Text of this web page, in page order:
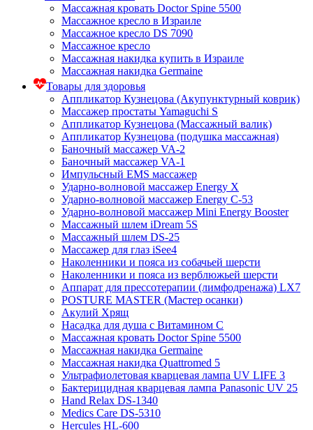
Массажная кровать Doctor Spine 5500
Массажное кресло в Израиле
Массажное кресло DS 7090
Массажное кресло
Массажная накидка купить в Израиле
Массажная накидка Germaine
Товары для здоровья
Аппликатор Кузнецова (Акупунктурный коврик)
Массажер простаты Yamaguchi S
Аппликатор Кузнецова (Массажный валик)
Аппликатор Кузнецова (подушка массажная)
Баночный массажер VA-2
Баночный массажер VA-1
Импульсный EMS массажер
Ударно-волновой массажер Energy X
Ударно-волновой массажер Energy C-53
Ударно-волновой массажер Mini Energy Booster
Массажный шлем iDream 5S
Массажный шлем DS-25
Массажер для глаз iSee4
Наколенники и пояса из собачьей шерсти
Наколенники и пояса из верблюжьей шерсти
Аппарат для прессотерапии (лимфодренажа) LX7
POSTURE MASTER (Мастер осанки)
Акулий Хрящ
Насадка для душа с Витамином C
Массажная кровать Doctor Spine 5500
Массажная накидка Germaine
Массажная накидка Quattromed 5
Ультрафиолетовая кварцевая лампа UV LIFE 3
Бактерицидная кварцевая лампа Panasonic UV 25
Hand Relax DS-1340
Medics Care DS-5310
Hercules HL-600